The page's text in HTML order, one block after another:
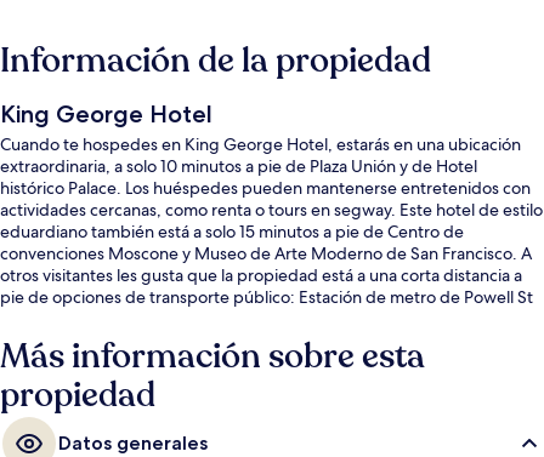
Información de la propiedad
King George Hotel
Cuando te hospedes en King George Hotel, estarás en una ubicación
extraordinaria, a solo 10 minutos a pie de Plaza Unión y de Hotel
histórico Palace. Los huéspedes pueden mantenerse entretenidos con
actividades cercanas, como renta o tours en segway. Este hotel de estilo
eduardiano también está a solo 15 minutos a pie de Centro de
convenciones Moscone y Museo de Arte Moderno de San Francisco. A
otros visitantes les gusta que la propiedad está a una corta distancia a
pie de opciones de transporte público: Estación de metro de Powell St
Geary Blvd está a 3 minutos.
Más información sobre esta
propiedad
Datos generales